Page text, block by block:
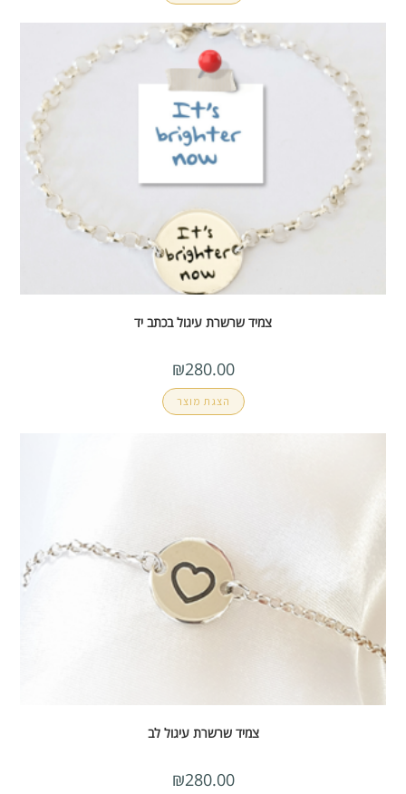
צמיד שרשרת עיגול בכתב יד
₪280.00
הצגת מוצר
צמיד שרשרת עיגול לב
₪280.00